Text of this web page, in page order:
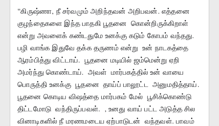
''கிருஷ்ணா, நீ சர்வமும் அறிந்தவன் அறிபவன். எத்தனை
குழந்தைகளை இந்த பாதகி பூதனை  கொன்றிருக்கிறாள்
என்று அவளைக் கண்டதுமே உனக்கு கடும் கோபம் வந்தது.
பழி வாங்க இதுவே தக்க தருணம் என்று  உன் நாடகத்தை
ஆரம்பித்து விட்டாய்.  பூதனை மடியில் ஜம்மென்று ஏறி
அமர்ந்து கொண்டாய்.  அவள்  மார்பகத்தில் உன் வாயை
பொருத்தி உனக்கு  பூதனை  தாய்ப் பாலூட்ட  அனுமதித்தாய்.
பூதனை கொடிய விஷத்தை மார்பகம் மேல்  பூசிக்கொண்டு
திட்டமோடு  வந்திருப்பவள்.  , உனது வாய் பட்ட அடுத்த சில
வினாடிகளில் நீ மரணமடைய ஏற்பாடுடன்  வந்தவள். பாவம்